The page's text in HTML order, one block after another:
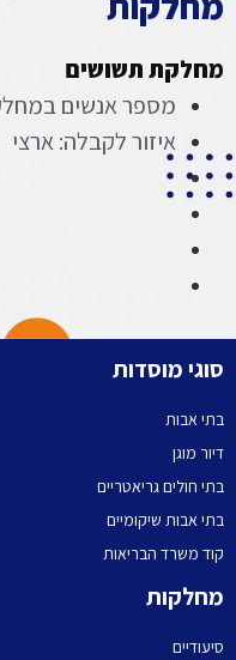
מחלקת תשושים
מספר אנשים
איזור לקבלה: ארצי
סוגי מוסדות
בתי אבות
דיור מוגן
בתי חולים גריאטריים
בתי אבות שיקומיים
קוד משרד הבריאות
מחלקות
סיעודיים